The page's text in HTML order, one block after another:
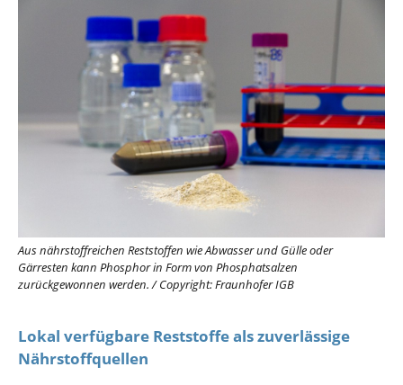
Aus nährstoffreichen Reststoffen wie Abwasser und Gülle oder
Gärresten kann Phosphor in Form von Phosphatsalzen
zurückgewonnen werden./Copyright: Fraunhofer IGB
Lokal verfügbare Reststoffe als zuverlässige
Nährstoffquellen